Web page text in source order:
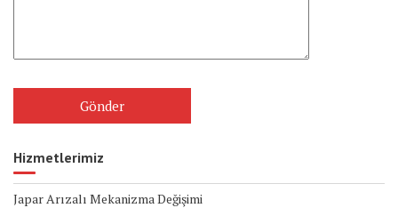
Hizmetlerimiz
Japar Arızalı Mekanizma Değişimi